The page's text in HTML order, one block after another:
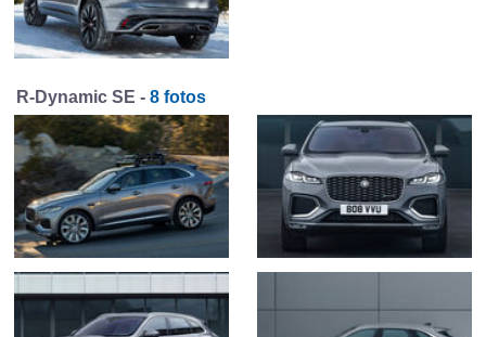
R-Dynamic SE - 8 fotos